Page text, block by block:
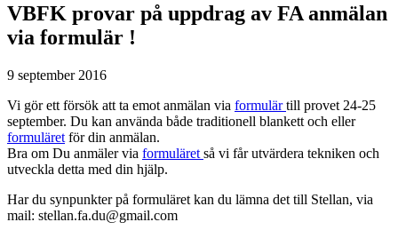
VBFK provar på uppdrag av FA anmälan
via formulär !
9 september 2016
Vi gör ett försök att ta emot anmälan via formulärtill provet 24-25
september. Du kan använda både traditionell blankett och eller
formuläret för din anmälan.
Bra om Du anmäler via formuläret så vi får utvärdera tekniken och
utveckla detta med din hjälp.
Har du synpunkter på formuläret kan du lämna det till Stellan, via
mail: stellan.fa.du@gmail.com